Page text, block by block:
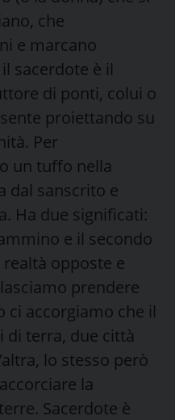
che
e marcano
sacerdote è il
di ponti, colui o
proiettando su
Per
un tuffo nella
dal sanscrito e
Ha due significati:
e il secondo
opposte e
prendere
accorgiamo che il
di terra, due città
lo stesso però
la
Sacerdote è